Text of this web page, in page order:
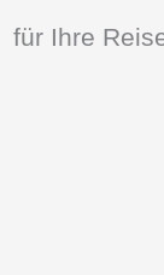
für Ihre